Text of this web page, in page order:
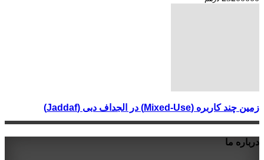
زمین چند کاربره (Mixed-Use) در الجداف دبی (Jaddaf)
درباره ما